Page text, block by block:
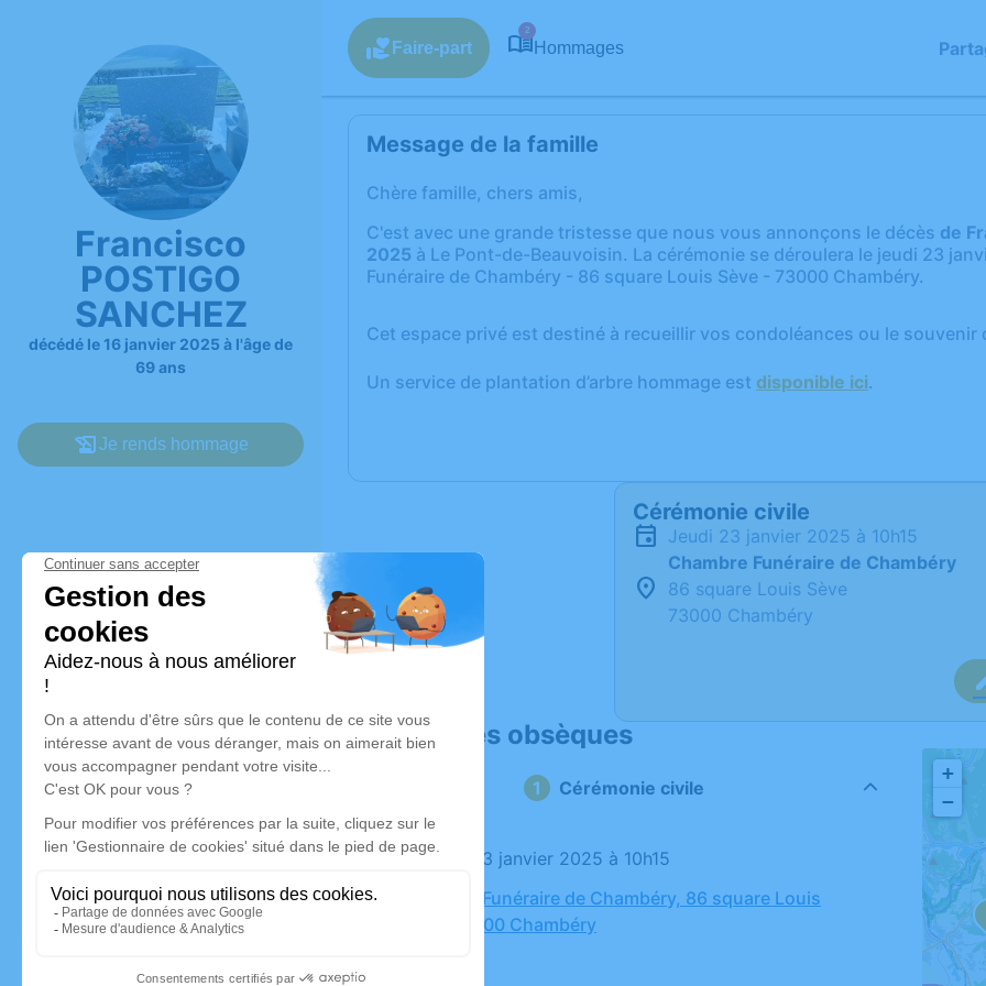
Francisco
POSTIGO
SANCHEZ
décédé le 16 janvier 2025 à l'âge de
69 ans
Je rends hommage
Faire-part
2
Hommages
Message de la famille
Chère famille, chers amis,
C'est avec une grande tristesse que nous vous annonçons le décès de
2025 à Le Pont-de-Beauvoisin. La cérémonie se déroulera le jeudi 23
Funéraire de Chambéry - 86 square Louis Sève - 73000 Chambéry.
Cet espace privé est destiné à recueillir vos condoléances ou le souvenir
Un service de plantation d’arbre hommage est disponible ici.
Cérémonie civile
jeudi 23 janvier 2025 à 10h15
Chambre Funéraire de Chambéry
86 square Louis Sève
73000 Chambéry
Déroulé des obsèques
Cérémonie civile
Le jeudi 23 janvier 2025 à 10h15
Chambre Funéraire de Chambéry, 86 square Louis
Sève, 73000 Chambéry
+
−